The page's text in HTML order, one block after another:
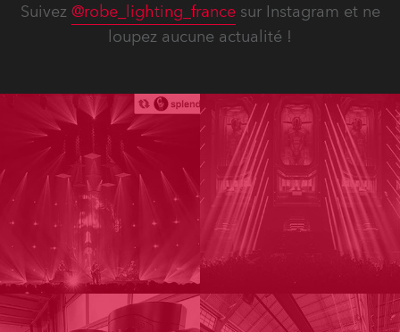
Suivez @robe_lighting_francesur Instagram et ne
loupez aucune actualité !